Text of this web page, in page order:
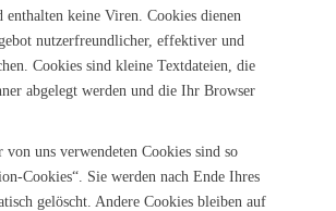
enthalten keine Viren. Cookies dienen
nutzerfreundlicher, effektiver und
Cookies sind kleine Textdateien, die
abgelegt werden und die Ihr Browser
von uns verwendeten Cookies sind so
Cookies“. Sie werden nach Ende Ihres
gelöscht. Andere Cookies bleiben auf